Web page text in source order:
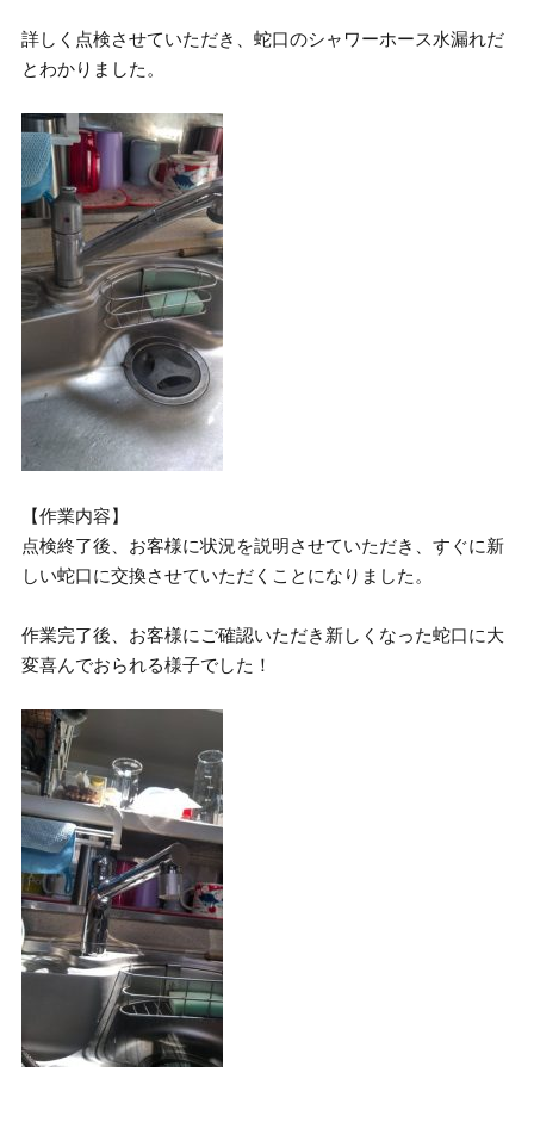
詳しく点検させていただき、蛇口のシャワーホース水漏れだ
とわかりました。
【作業内容】
点検終了後、お客様に状況を説明させていただき、すぐに新
しい蛇口に交換させていただくことになりました。
作業完了後、お客様にご確認いただき新しくなった蛇口に大
変喜んでおられる様子でした！